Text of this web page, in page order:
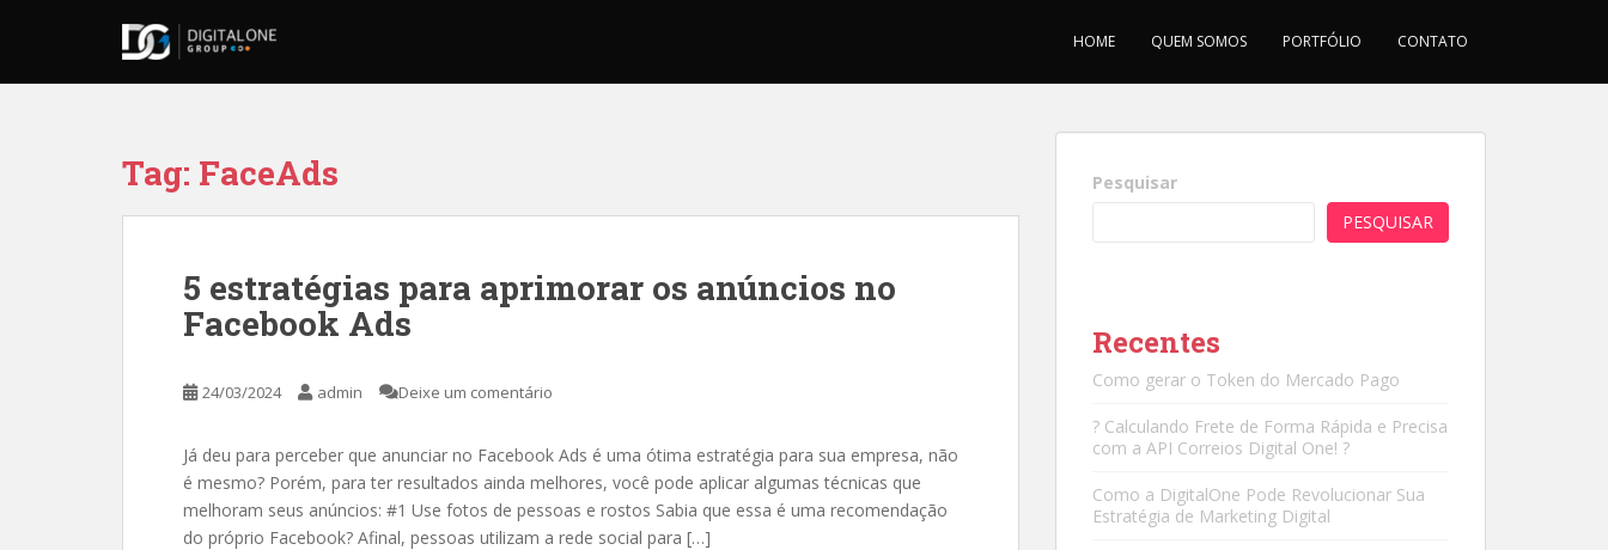
HOME QUEM SOMOS PORTFÓLIO CONTATO
Tag: FaceAds
5 estratégias para aprimorar os anúncios no
Facebook Ads
24/03/2024 admin Deixe um comentário
Já deu para perceber que anunciar no Facebook Ads é uma ótima estratégia para sua empresa, não
é mesmo? Porém, para ter resultados ainda melhores, você pode aplicar algumas técnicas que
melhoram seus anúncios: #1 Use fotos de pessoas e rostos Sabia que essa é uma recomendação
do próprio Facebook? Afinal, pessoas utilizam a rede social para […]
Pesquisar
PESQUISAR
Recentes
Como gerar o Token do Mercado Pago
? Calculando Frete de Forma Rápida e Precisa
com a API Correios Digital One! ?
Como a DigitalOne Pode Revolucionar Sua
Estratégia de Marketing Digital